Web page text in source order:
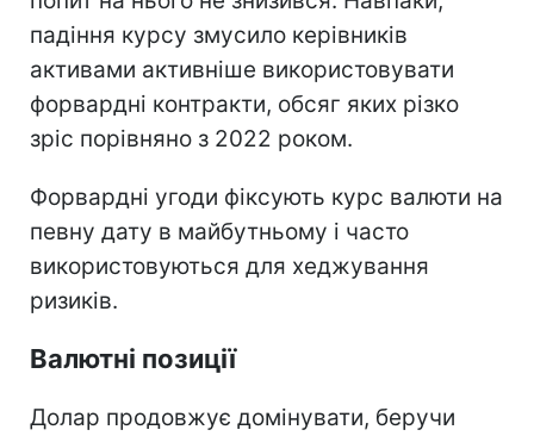
падіння курсу змусило керівників
активами активніше використовувати
форвардні контракти, обсяг яких різко
зріс порівняно з 2022 роком.
Форвардні угоди фіксують курс валюти на
певну дату в майбутньому і часто
використовуються для хеджування
ризиків.
Валютні позиції
Долар продовжує домінувати, беручи